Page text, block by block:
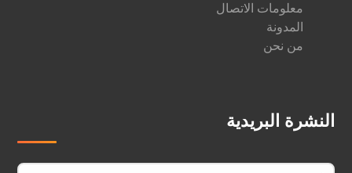
معلومات الاتصال
المدونة
من نحن
النشرة البريدية